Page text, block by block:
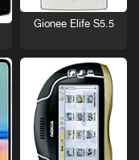
Gionee Elife S5.5